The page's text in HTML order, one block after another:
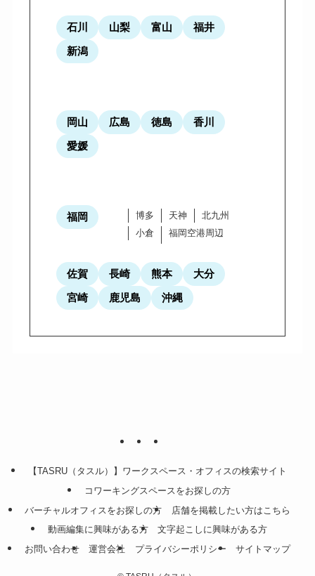
石川 山梨 富山
福井
新潟
岡山 広島 徳島
香川
愛媛
福岡 博多 天神
北九州
小倉
福岡空港周辺
佐賀 長崎 熊本
大分
宮崎
鹿児島 沖縄
【TASRU（タスル）】ワークスペース・オフィスの検索サイト
コワーキングスペースをお探しの方
バーチャルオフィスをお探しの方
店舗を掲載したい方はこちら
動画編集に興味がある方
文字起こしに興味がある方
お問い合わせ
運営会社 プライバシーポリシー サイトマップ